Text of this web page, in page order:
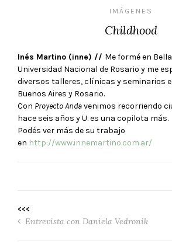
IMÁGENES
Childhood
Inés Martino (inne) // Me formé en
Universidad Nacional de Rosario y me
diversos talleres, clínicas y seminarios
Buenos Aires y Rosario.
Con Proyecto Andavenimos recorriendo
hace seis años y U. es una copilota más.
Podés ver más de su trabajo
en http://www.innemartino.com.ar/
<<<
Entrevista con Daniela Vedronik